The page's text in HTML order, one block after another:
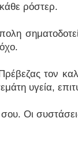
ρόστερ.
τον
υγεία,
Οι